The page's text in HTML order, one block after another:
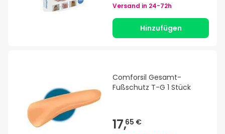
Versand in 24-72h
Hinzufügen
Comforsil Gesamt-
Fußschutz T-G 1 Stück
17,65 €